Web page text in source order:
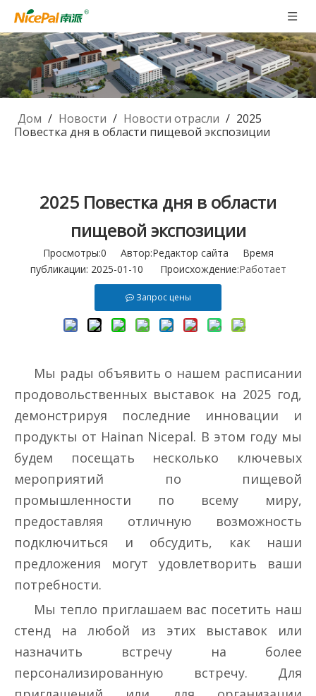
Дом / Новости / Новости отрасли / 2025
Повестка дня в области пищевой экспозиции
2025 Повестка дня в области
пищевой экспозиции
Просмотры:0 Автор:Pедактор сайта Время
публикации: 2025-01-10 Происхождение:Работает
Запрос цены
Мы рады объявить о нашем расписании
продовольственных выставок на 2025 год,
демонстрируя последние инновации и
продукты от Hainan Nicepal. В этом году мы
будем посещать несколько ключевых
мероприятий по пищевой
промышленности по всему миру,
предоставляя отличную возможность
подключиться и обсудить, как наши
предложения могут удовлетворить ваши
потребности.
Мы тепло приглашаем вас посетить наш
стенд на любой из этих выставок или
назначить встречу на более
персонализированную встречу. Для